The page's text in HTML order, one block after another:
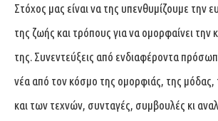
Στόχος μας είναι να της υπενθυμίζουμε την
της ζωής και τρόπους για να ομορφαίνει την
της. Συνεντεύξεις από ενδιαφέροντα
νέα από τον κόσμο της ομορφιάς, της μόδας,
και των τεχνών, συνταγές, συμβουλές κι